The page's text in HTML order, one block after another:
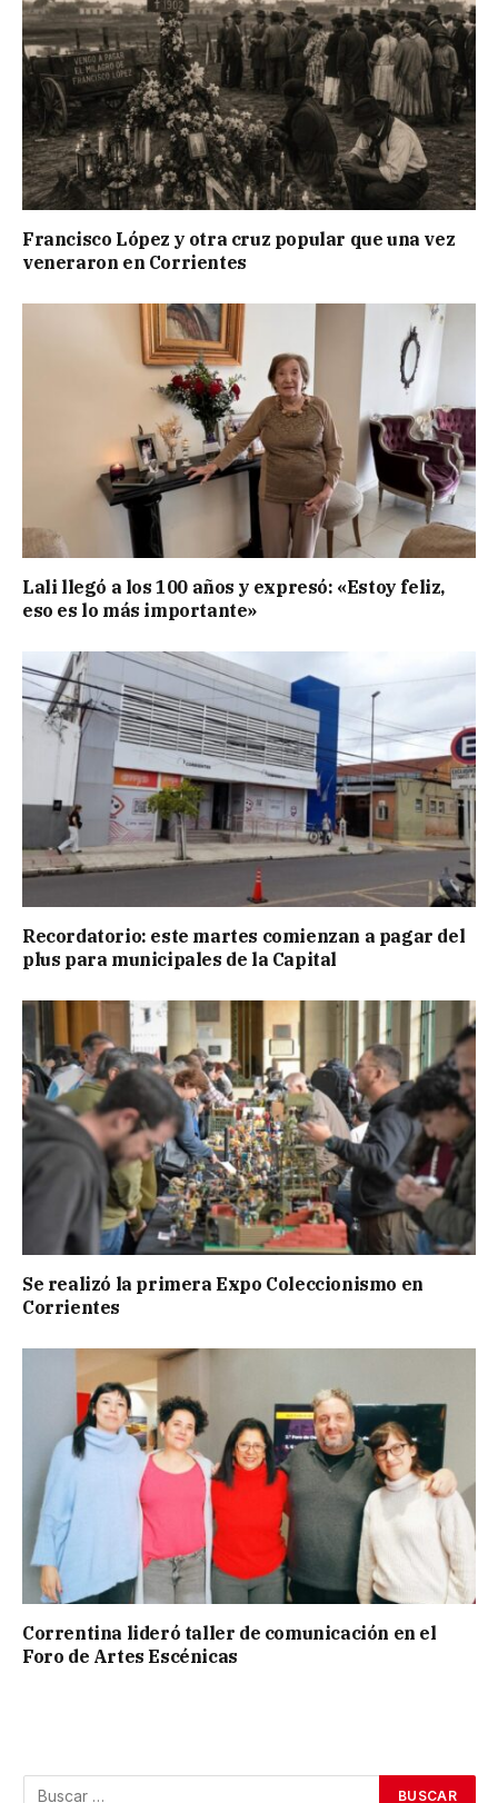
Francisco López y otra cruz popular que una vez
veneraron en Corrientes
Lali llegó a los 100 años y expresó: «Estoy feliz,
eso es lo más importante»
Recordatorio: este martes comienzan a pagar del
plus para municipales de la Capital
Se realizó la primera Expo Coleccionismo en
Corrientes
Correntina lideró taller de comunicación en el
Foro de Artes Escénicas